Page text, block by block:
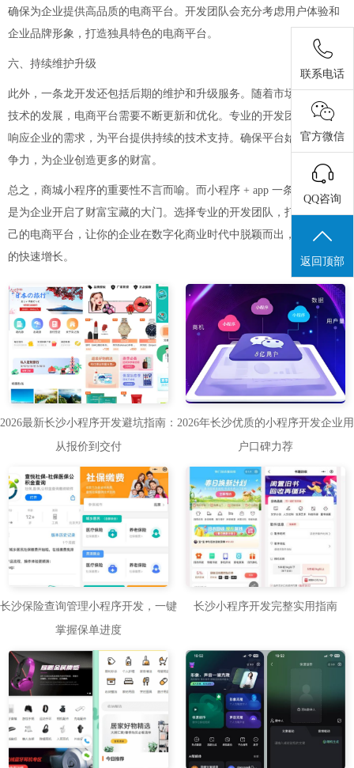
确保为企业提供高品质的电商平台。开发团队会充分考虑用户体验和
企业品牌形象，打造独具特色的电商平台。
六、持续维护升级
此外，一条龙开发还包括后期的维护和升级服务。随着市场的变化和
技术的发展，电商平台需要不断更新和优化。专业的开发团队会及时
响应企业的需求，为平台提供持续的技术支持。确保平台始终保持竞
争力，为企业创造更多的财富。
总之，商城小程序的重要性不言而喻。而小程序 + app 一条龙开发更
是为企业开启了财富宝藏的大门。选择专业的开发团队，打造属于自
己的电商平台，让你的企业在数字化商业时代中脱颖而出，实现财富
的快速增长。
2026最新长沙小程序开发避坑指南：
从报价到交付
2026年长沙优质的小程序开发企业用
户口碑力荐
长沙保险查询管理小程序开发，一键
掌握保单进度
长沙小程序开发完整实用指南
联系电话
官方微信
QQ咨询
返回顶部